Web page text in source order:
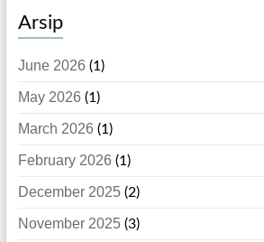
Arsip
June 2026 (1)
May 2026 (1)
March 2026 (1)
February 2026 (1)
December 2025(2)
November 2025(3)